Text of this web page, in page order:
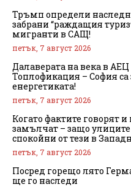
Тръмп определи
забрани “раждащия
мигранти в САЩ!
петък, 7 август 2026
Далаверата на века в
Топлофикация – София са
енергетиката!
петък, 7 август 2026
Когато фактите говорят
замълчат – защо
спокойни от тези в
петък, 7 август 2026
Посред горещо лято
ще го наследи